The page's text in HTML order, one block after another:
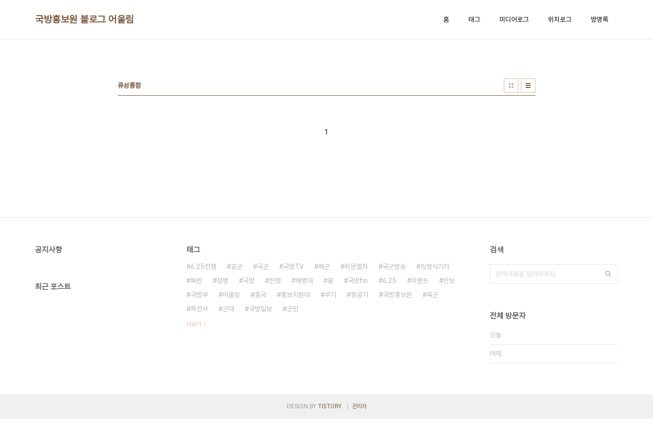
국방홍보원 블로그 어울림 홈 태그 미디어로그 위치로그 방명록
류성룡함
1
공지사항
최근 포스트
태그
6.25전쟁 공군 국군 국방TV 해군 위문열차 국군방송
임영식기자
북한
장병 국방 전쟁 해병대 붐 국방fm 6.25 이벤트
안보
국방부
어울림 중국 홍보지원대 무기 항공기 국방홍보원
육군
특전사
군대 국방일보 군인
더보기
검색
전체 방문자
오늘
어제
DESIGN BY TISTORY 관리자